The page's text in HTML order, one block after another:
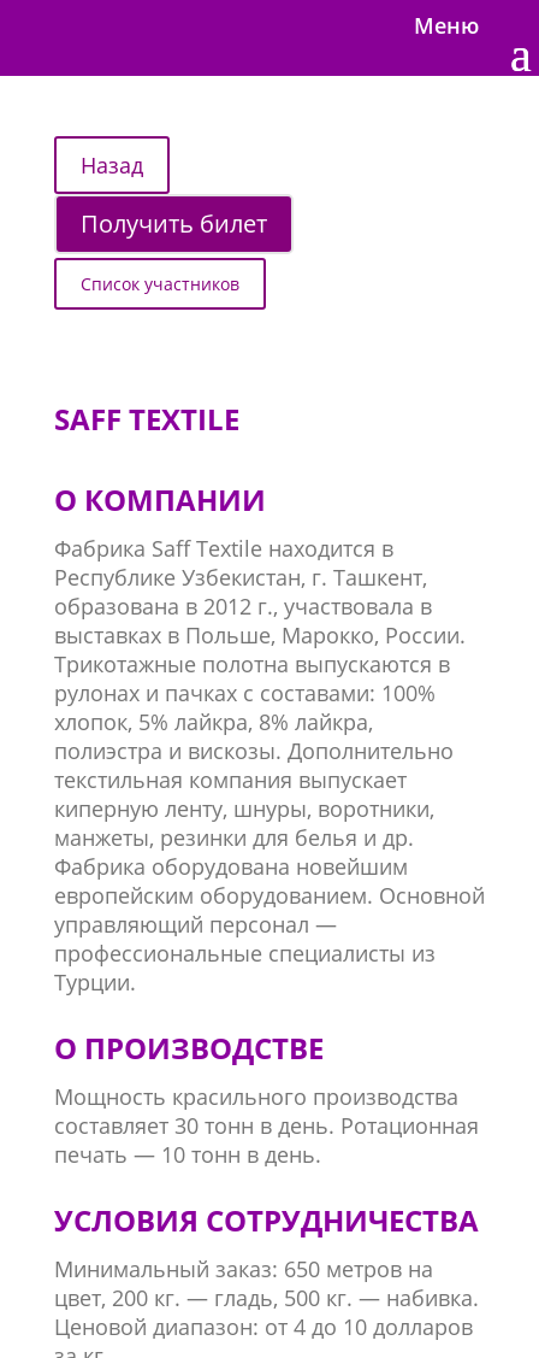
Меню
Получить билет
Список участников
SAFF TEXTILE
О КОМПАНИИ
Фабрика Saff Textile находится в
Республике Узбекистан, г. Ташкент,
образована в 2012 г., участвовала в
выставках в Польше, Марокко, России.
Трикотажные полотна выпускаются в
рулонах и пачках с составами: 100%
хлопок, 5% лайкра, 8% лайкра,
полиэстра и вискозы. Дополнительно
текстильная компания выпускает
киперную ленту, шнуры, воротники,
манжеты, резинки для белья и др.
Фабрика оборудована новейшим
европейским оборудованием. Основной
управляющий персонал —
профессиональные специалисты из
Турции.
О ПРОИЗВОДСТВЕ
Мощность красильного производства
составляет 30 тонн в день. Ротационная
печать — 10 тонн в день.
УСЛОВИЯ СОТРУДНИЧЕСТВА
Минимальный заказ: 650 метров на
цвет, 200 кг. — гладь, 500 кг. — набивка.
Ценовой диапазон: от 4 до 10 долларов